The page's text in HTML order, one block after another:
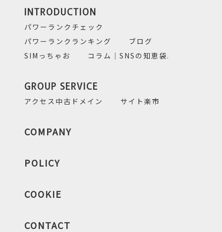
INTRODUCTION
パワーランクチェック
パワーランクランキング
ブログ
SIMっちゃお
コラム｜SNSの知恵袋.
GROUP SERVICE
アクセス中古ドメイン サイト楽市
COMPANY
POLICY
COOKIE
CONTACT